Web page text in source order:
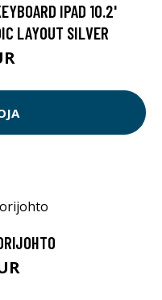
IPAD 10.2'
LAYOUT SILVER